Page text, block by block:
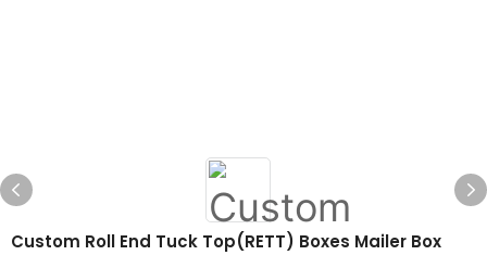
Custom Roll End Tuck Top(RETT) Boxes Mailer Box